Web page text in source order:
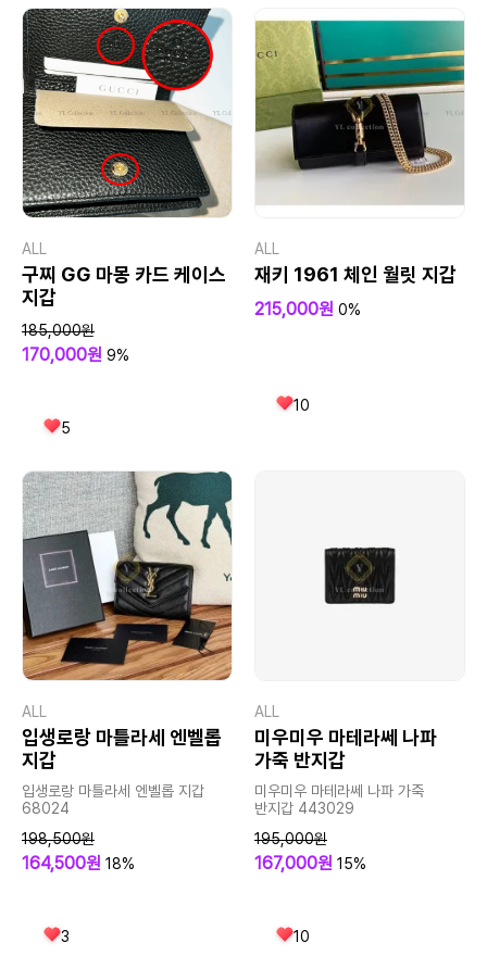
ALL
구찌 GG 마몽 카드 케이스
지갑
185,000원
170,000원 9%
5
ALL
재키 1961 체인 월릿 지갑
215,000원 0%
10
ALL
입생로랑 마틀라세 엔벨롭
지갑
입생로랑 마틀라세 엔벨롭 지갑
68024
198,500원
164,500원 18%
3
ALL
미우미우 마테라쎄 나파
가죽 반지갑
미우미우 마테라쎄 나파 가죽
반지갑 443029
195,000원
167,000원 15%
10